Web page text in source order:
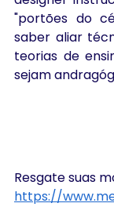
"portões do
saber aliar
teorias de
sejam
Resgate suas
https://